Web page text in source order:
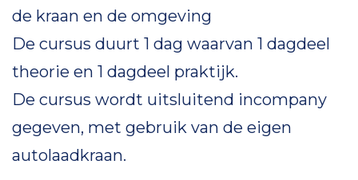
de kraan en de omgeving
De cursus duurt 1 dag waarvan 1 dagdeel
theorie en 1 dagdeel praktijk.
De cursus wordt uitsluitend incompany
gegeven, met gebruik van de eigen
autolaadkraan.